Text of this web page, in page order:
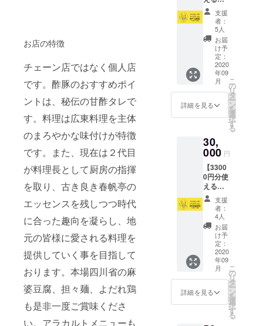
お店の特徴
チェーン店ではなく個人店
です。酢豚のおすすめポイ
ントは、秘伝の甘酢タレで
す。料理は広東料理を主体
のまろやかな味付けが特徴
です。また、現在は２代目
が料理長として厨房の指揮
を取り、古き良き春帆亭の
エッセンスを残しつつ時代
に合った趣向を凝らし、地
元の皆様に愛される料理を
提供していく事を目指して
おります。本場四川省の麻
婆豆腐、担々麺、よだれ鶏
も是非一度ご賞味くださ
い。アラカルトメニューも
限は
2021年
2月末日
までと
なりま
す。 ※
有効期
限を過
ぎます
と、残
高は無
気をつ
けくだ
さい。
※「お届
け先情
報」が
必須に
なって
おりま
すが、
カード
の配送
はいた
しませ
ん。受
時のご
本人確
より心
からの
お礼の
メッ
セージ
をお伝
えしま
す。 ※
カード
は2020
年9月1
店舗に
てお受
くださ
い。 ※
有効期
限は
2021年
2月末日
までと
なりま
す。 ※
有効期
限を過
ぎます
と、残
高は無
BUY
LOCAL
nagoya
カー
ド】 ・
店舗で
使える
11000
円分の
食券
カード
をお渡
す。 ・
カード
受け渡
し時
に、店
舗ス
タッフ
より心
からの
お礼の
メッ
セージ
をお伝
えしま
す。 ※
カード
は2020
支援
者：
5人
お届
け予
定：
2020
年09
月
詳細を見る
こ
の
リ
タ
ー
ン
を
選
択
す
る
30,
000 円
【3300
0円分使
えるの
BUY
LOCAL
nagoya
カー
ド】 ・
店舗で
使える
33000
円分の
食券
カード
をお渡
支援
者：
4人
お届
け予
定：
2020
年09
月
詳細を見る
こ
の
リ
タ
ー
ン
を
選
択
す
る